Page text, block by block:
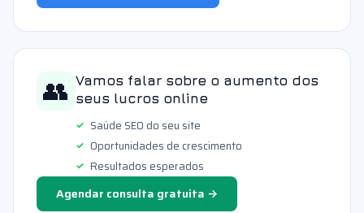
👥 Vamos falar sobre o aumento dos
seus lucros online
Saúde SEO do seu site
Oportunidades de crescimento
Resultados esperados
Agendar consulta gratuita →